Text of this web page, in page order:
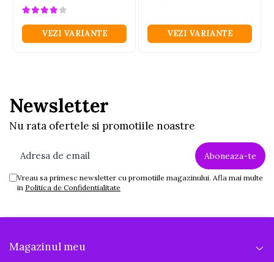
VEZI VARIANTE VEZI VARIANTE
Newsletter
Nu rata ofertele si promotiile noastre
Vreau sa primesc newsletter cu promotiile magazinului. Afla mai multe
in Politica de Confidentialitate
Magazinul meu